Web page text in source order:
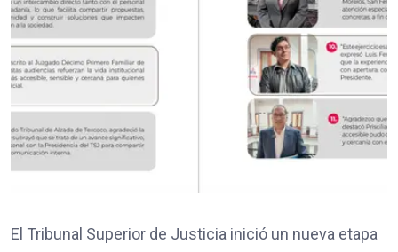
El Tribunal Superior de Justicia inició un nueva etapa